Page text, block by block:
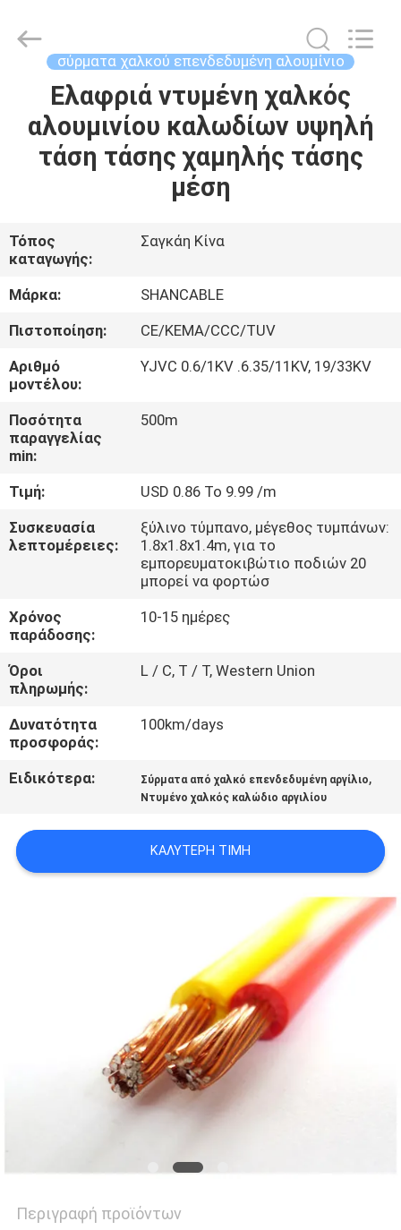
ΑΡΧΙΚΉ
ΣΕΛΊΔΑ
ΒΊΝΤΕΟ
ΕΜΦΆΝΙΣΗ
VR
ΣΧΕΤΙΚΆ
ΜΕ
ΕΜΆΣ
ΓΎΡΟΣ
ΕΡΓΟΣΤΑΣΊΩΝ
ΈΛΕΓΧΟΣ
ΕΠΑΦΉ
ΝΈΑ
BLOG
ΈΝΑ
ΠΟΛΙΤΙΚΉ
ΑΠΟΡΡΉΤΟΥ
(Group)
σύρματα χαλκού επενδεδυμένη αλουμίνιο
Ελαφριά ντυμένη χαλκός
αλουμινίου καλωδίων υψηλή
τάση τάσης χαμηλής τάσης
μέση
Τόπος
καταγωγής:
Σαγκάη Κίνα
Μάρκα:
SHANCABLE
Πιστοποίηση:
CE/KEMA/CCC/TUV
Αριθμό
μοντέλου:
YJVC 0.6/1KV .6.35/11KV, 19/33KV
Ποσότητα
παραγγελίας
min:
500m
Τιμή:
USD 0.86 To 9.99 /m
Συσκευασία
λεπτομέρειες:
ξύλινο τύμπανο, μέγεθος τυμπάνων:
1.8x1.8x1.4m, για το
εμπορευματοκιβώτιο ποδιών 20
μπορεί να φορτώσ
Χρόνος
παράδοσης:
10-15 ημέρες
Όροι
πληρωμής:
L / C, T / T, Western Union
Δυνατότητα
προσφοράς:
100km/days
Ειδικότερα: Σύρματα από χαλκό επενδεδυμένη αργίλιο,
Ντυμένο χαλκός καλώδιο αργιλίου
ΚΑΛΎΤΕΡΗ ΤΙΜΉ
Περιγραφή προϊόντων